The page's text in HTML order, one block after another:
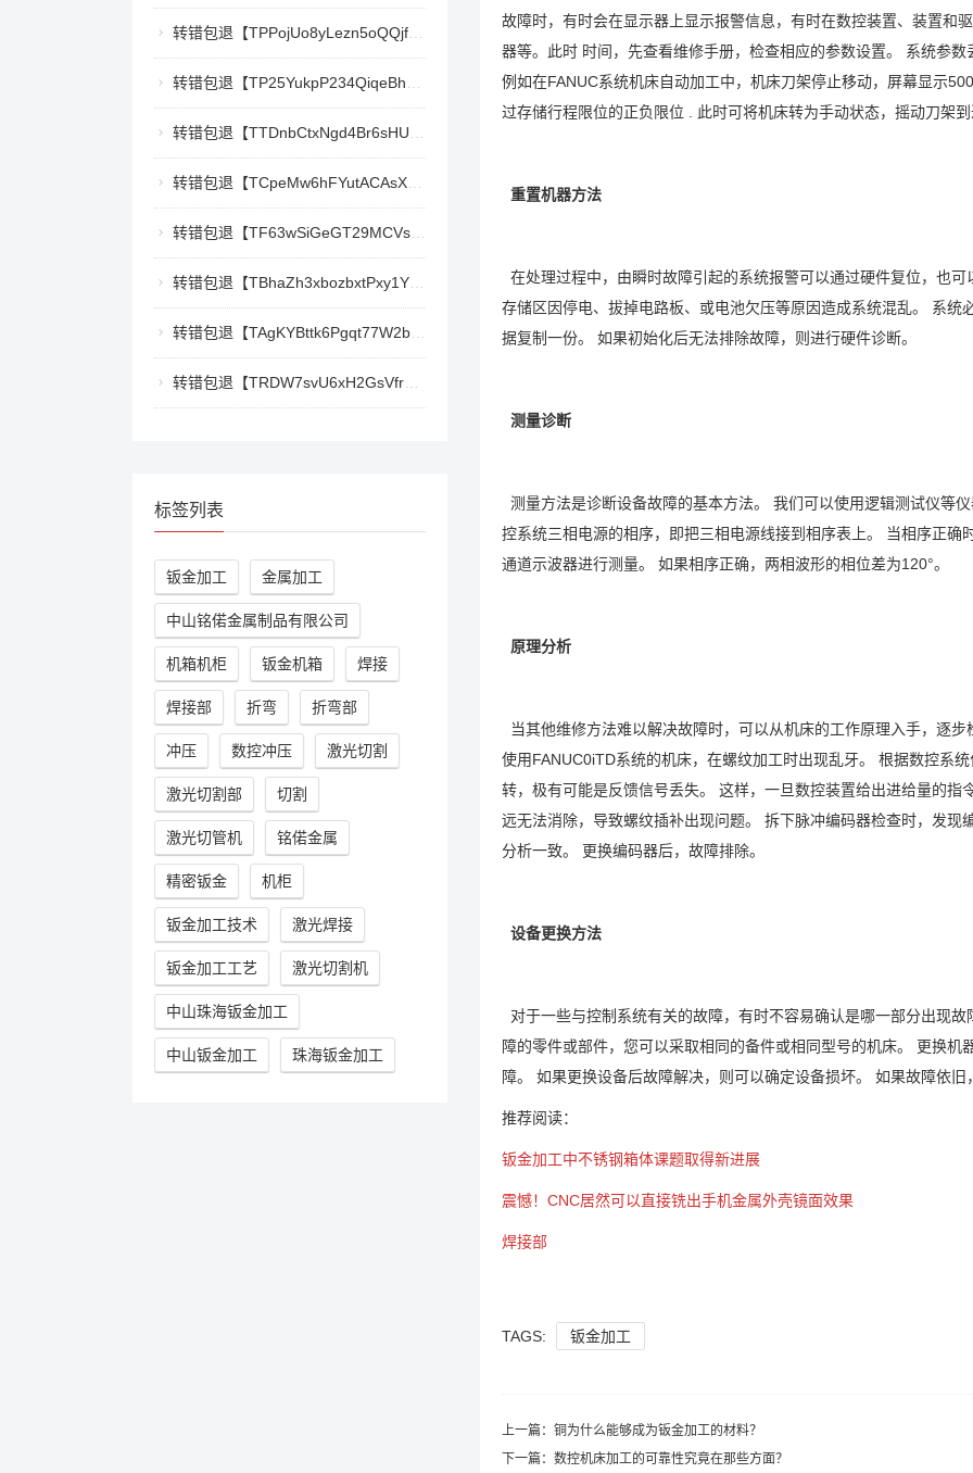
转错包退【TPPojUo8yLezn5oQQjffqH2cKTCb9oTm8Y】客服TeleGram:【@TrxEm】
转错包退【TP25YukpP234QiqeBhgnmga3NXXmCSY22R】客服TeleGram:【@TrxEm】
转错包退【TTDnbCtxNgd4Br6sHUJ1qnw1mHQywZfbgD】客服TeleGram:【@TrxEm】
转错包退【TCpeMw6hFYutACAsXkX3UvyCUjec17MoLF】客服TeleGram:【@TrxEm】
转错包退【TF63wSiGeGT29MCVswWQ5eAr6xD9LkQBPm】客服TeleGram:【@TrxEm】
转错包退【TBhaZh3xbozbxtPxy1YF4QaK2e77777777】客服TeleGram:【@TrxEm】
转错包退【TAgKYBttk6Pgqt77W2bg3Kmyk3RyjoZEti】客服TeleGram:【@TrxEm】
转错包退【TRDW7svU6xH2GsVfr7TqAZQ412cwxbMpBK】客服TeleGram:【@TrxEm】
标签列表
钣金加工 金属加工
中山铭偌金属制品有限公司
机箱机柜 钣金机箱 焊接
焊接部 折弯 折弯部
冲压 数控冲压 激光切割
激光切割部 切割
激光切管机 铭偌金属
精密钣金 机柜
钣金加工技术 激光焊接
钣金加工工艺 激光切割机
中山珠海钣金加工
中山钣金加工 珠海钣金加工
故障时，有时会在显示器上显示报警信息，有时在数控装置、装置和
器等。此时 时间，先查看维修手册，检查相应的参数设置。 系统参
例如在FANUC系统机床自动加工中，机床刀架停止移动，屏幕显示
过存储行程限位的正负限位 . 此时可将机床转为手动状态，摇动刀架
重置机器方法
在处理过程中，由瞬时故障引起的系统报警可以通过硬件复位，也
存储区因停电、拔掉电路板、或电池欠压等原因造成系统混乱。 系
据复制一份。 如果初始化后无法排除故障，则进行硬件诊断。
测量诊断
测量方法是诊断设备故障的基本方法。 我们可以使用逻辑测试仪等
控系统三相电源的相序，即把三相电源线接到相序表上。 当相序正
通道示波器进行测量。 如果相序正确，两相波形的相位差为120°。
原理分析
当其他维修方法难以解决故障时，可以从机床的工作原理入手，逐
使用FANUC0iTD系统的机床，在螺纹加工时出现乱牙。 根据数控系
转，极有可能是反馈信号丢失。 这样，一旦数控装置给出进给量的
远无法消除，导致螺纹插补出现问题。 拆下脉冲编码器检查时，发
分析一致。 更换编码器后，故障排除。
设备更换方法
对于一些与控制系统有关的故障，有时不容易确认是哪一部分出现
障的零件或部件，您可以采取相同的备件或相同型号的机床。 更换
障。 如果更换设备后故障解决，则可以确定设备损坏。 如果故障依
推荐阅读：
钣金加工中不锈钢箱体课题取得新进展
震憾！CNC居然可以直接铣出手机金属外壳镜面效果
焊接部
TAGS: 钣金加工
上一篇： 铜为什么能够成为钣金加工的材料？
下一篇： 数控机床加工的可靠性究竟在那些方面？